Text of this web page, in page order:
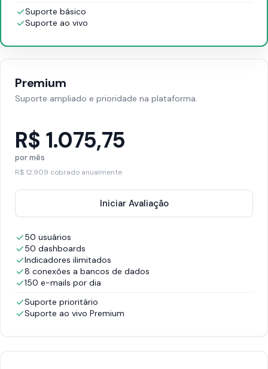
Suporte básico
Suporte ao vivo
Premium
Suporte ampliado e prioridade na plataforma.
R$ 1.075,75
por mês
R$ 12.909 cobrado anualmente
Iniciar Avaliação
50 usuários
50 dashboards
Indicadores ilimitados
8 conexões a bancos de dados
150 e-mails por dia
Suporte prioritário
Suporte ao vivo Premium